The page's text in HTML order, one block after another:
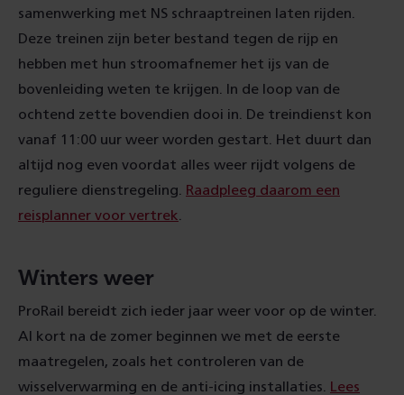
samenwerking met NS schraaptreinen laten rijden.
Deze treinen zijn beter bestand tegen de rijp en
hebben met hun stroomafnemer het ijs van de
bovenleiding weten te krijgen. In de loop van de
ochtend zette bovendien dooi in. De treindienst kon
vanaf 11:00 uur weer worden gestart. Het duurt dan
altijd nog even voordat alles weer rijdt volgens de
reguliere dienstregeling.
Raadpleeg daarom een
reisplanner voor vertrek
Winters weer
ProRail bereidt zich ieder jaar weer voor op de winter.
Al kort na de zomer beginnen we met de eerste
maatregelen, zoals het controleren van de
wisselverwarming en de anti-icing installaties.
Lees